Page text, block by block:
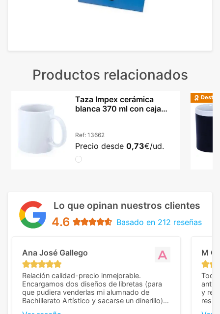
Productos relacionados
Taza Impex cerámica
blanca 370 ml con caja
Ref: 13662
Precio desde 0,73€/ud.
Lo que opinan nuestros clientes
4.6 Basado en 212 reseñas
Ana José Gallego
Relación calidad-precio inmejorable.
Encargamos dos diseños de libretas (para
que pudiera venderlas mi alumnado de
Bachillerato Artístico y sacarse un dinerillo) y
M C
Todo
y